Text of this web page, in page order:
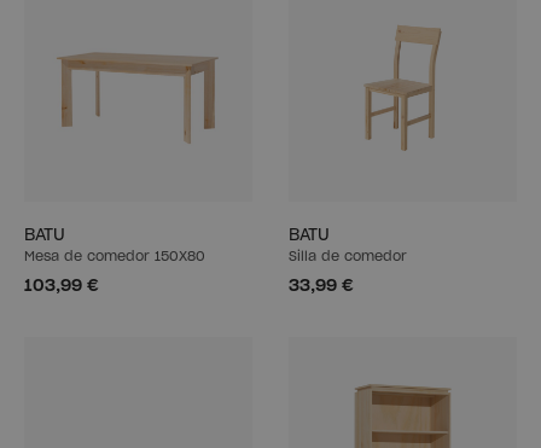
BATU
Mesa de comedor 150X80
103,99 €
BATU
Silla de comedor
33,99 €